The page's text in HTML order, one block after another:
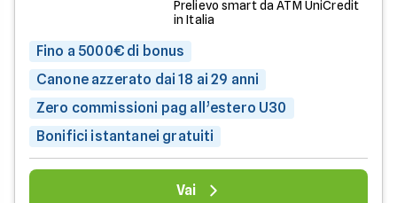
Prelievo smart da ATM UniCredit
in Italia
Fino a 5000€ di bonus
Canone azzerato dai 18 ai 29 anni
Zero commissioni pag all’estero U30
Bonifici istantanei gratuiti
Vai